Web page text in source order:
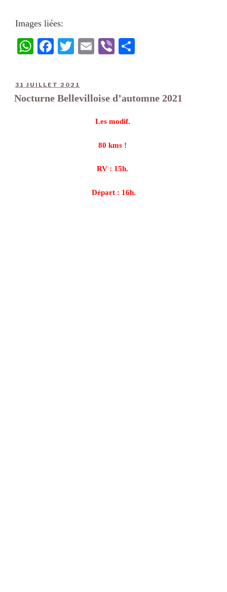
Images liées:
W
ts
A
Fa
bo
ok
T
tte
r
E
Vi
er
31 JUILLET 2021
Nocturne Bellevilloise d’automne 2021
Les modif.
80 kms !
RV : 15h.
Départ : 16h.